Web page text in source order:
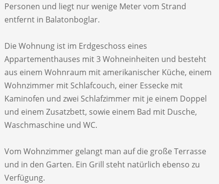
Personen und liegt nur wenige Meter vom Strand
entfernt in Balatonboglar.
Die Wohnung ist im Erdgeschoss eines
Appartementhauses mit 3 Wohneinheiten und besteht
aus einem Wohnraum mit amerikanischer Küche, einem
Wohnzimmer mit Schlafcouch, einer Essecke mit
Kaminofen und zwei Schlafzimmer mit je einem Doppel
und einem Zusatzbett, sowie einem Bad mit Dusche,
Waschmaschine und WC.
Vom Wohnzimmer gelangt man auf die große Terrasse
und in den Garten. Ein Grill steht natürlich ebenso zu
Verfügung.